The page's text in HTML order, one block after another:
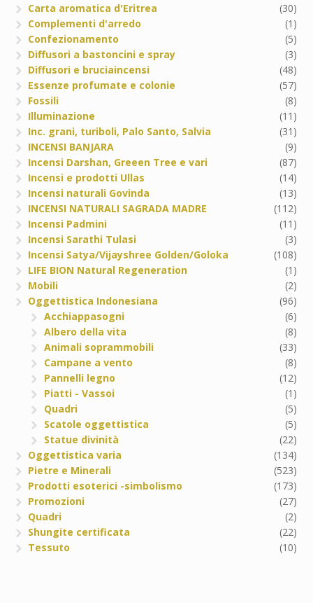
Carta aromatica d'Eritrea
(30)
Complementi d'arredo
(1)
Confezionamento
(5)
Diffusori a bastoncini e spray
(3)
Diffusori e bruciaincensi
(48)
Essenze profumate e colonie
(57)
Fossili
(8)
Illuminazione
(11)
Inc. grani, turiboli, Palo Santo, Salvia
(31)
INCENSI BANJARA
(9)
Incensi Darshan, Greeen Tree e vari
(87)
Incensi e prodotti Ullas
(14)
Incensi naturali Govinda
(13)
INCENSI NATURALI SAGRADA MADRE
(112)
Incensi Padmini
(11)
Incensi Sarathi Tulasi
(3)
Incensi Satya/Vijayshree Golden/Goloka
(108)
LIFE BION Natural Regeneration
(1)
Mobili
(2)
Oggettistica Indonesiana
(96)
Acchiappasogni
(6)
Albero della vita
(8)
Animali soprammobili
(33)
Campane a vento
(8)
Pannelli legno
(12)
Piatti - Vassoi
(1)
Quadri
(5)
Scatole oggettistica
(5)
Statue divinità
(22)
Oggettistica varia
(134)
Pietre e Minerali
(523)
Prodotti esoterici -simbolismo
(173)
Promozioni
(27)
Quadri
(2)
Shungite certificata
(22)
Tessuto
(10)